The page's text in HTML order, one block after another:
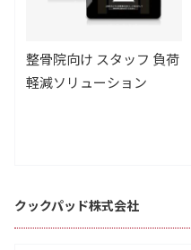
整骨院向け スタッフ 負荷
軽減ソリューション
クックパッド株式会社